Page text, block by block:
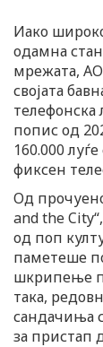
Иако
одамна
мрежата,
својата
попис од
160.000
фиксен
Од
and the
од поп
паметеше
шкрипење
така,
сандачиња
за пристап